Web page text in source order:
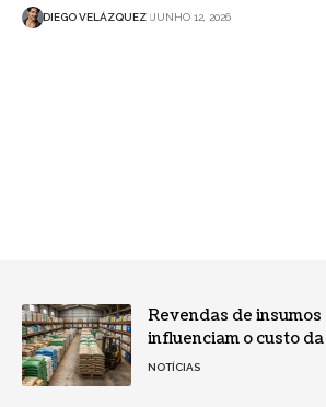
DIEGO VELÁZQUEZ JUNHO 12, 2026
Revendas de
influenciam o custo
NOTÍCIAS